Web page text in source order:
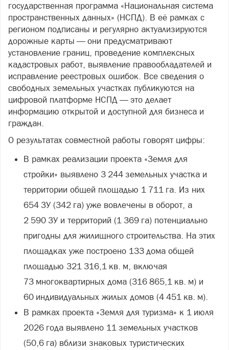
государственная программа «Национальная система
пространственных данных» (НСПД). В её рамках с
регионом подписаны и регулярно актуализируются
дорожные карты — они предусматривают
установление границ, проведение комплексных
кадастровых работ, выявление правообладателей и
исправление реестровых ошибок. Все сведения о
свободных земельных участках публикуются на
цифровой платформе НСПД — это делает
информацию открытой и доступной для бизнеса и
граждан.
О результатах совместной работы говорят цифры:
В рамках реализации проекта «Земля для
стройки» выявлено 3 244 земельных участка и
территории общей площадью 1 711 га. Из них
654 ЗУ (342 га) уже вовлечены в оборот, а
2 590 ЗУ и территорий (1 369 га) потенциально
пригодны для жилищного строительства. На этих
площадках уже построено 133 дома общей
площадью 321 316,1 кв. м, включая
73 многоквартирных дома (316 865,1 кв. м) и
60 индивидуальных жилых домов (4 451 кв. м).
В рамках проекта «Земля для туризма» к 1 июля
2026 года выявлено 11 земельных участков
(50,6 га) вблизи знаковых туристических